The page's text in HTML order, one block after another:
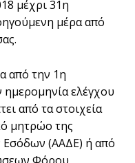
μέχρι 31η
μέρα από
από την 1η
ημερομηνία ελέγχου
από τα στοιχεία
μητρώο της
Εσόδων (ΑΑΔΕ) ή από